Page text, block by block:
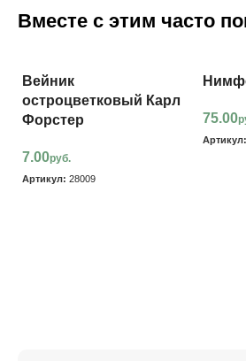
Вместе с этим часто
Вейник
остроцветковый Карл
Форстер
7.00руб.
Артикул: 28009
75.00
Артикул: